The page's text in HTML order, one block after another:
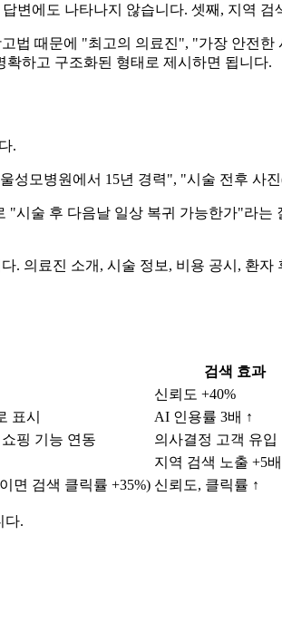
변에도 나타나지 않습니다. 셋째, 지역
법 때문에 "최고의 의료진", "가장 안전
하고 구조화된 형태로 제시하면 됩니다.
.
성모병원에서 15년 경력", "시술 전후 사
"시술 후 다음날 일상 복귀 가능한가"라
의료진 소개, 시술 정보, 비용 공시, 환
검색 효과
신뢰도 +40%
표시
AI 인용률 3배 ↑
핑 기능 연동
의사결정 고객 유입
지역 검색 노출 +5배
면 검색 클릭률 +35%) 신뢰도, 클릭률 ↑
다.